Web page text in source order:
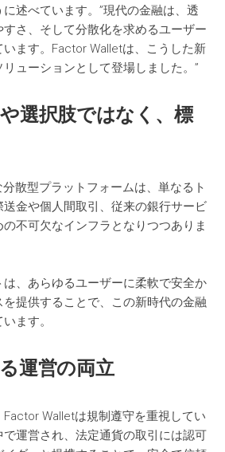
述べています。”現代の金融は、透
さ、そして分散化を求めるユーザー
ます。Factor Walletは、こうした新
ューションとして登場しました。”
選択肢ではなく、標
散型プラットフォームは、単なるト
金や個人間取引、従来の銀行サービ
不可欠なインフラとなりつつありま
、あらゆるユーザーに柔軟で安全か
提供することで、この新時代の金融
ます。
運営の両立
Walletは規制遵守を重視してい
で運営され、法定通貨の取引には認可